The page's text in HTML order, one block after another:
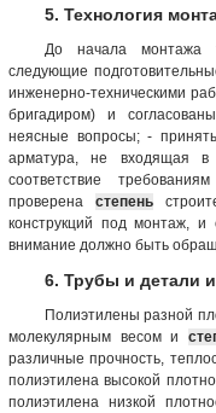
5. Технология
До начала монтажа
следующие
инженерно-техническими
бригадиром) и
неясные вопросы; -
арматура, не входящая
соответствие
проверенастепень
конструкций под монтаж, и
внимание должно быть
6. Трубы и детали
Полиэтилены разной
молекулярным весом и
различные прочность,
полиэтилена высокой
полиэтилена низкой